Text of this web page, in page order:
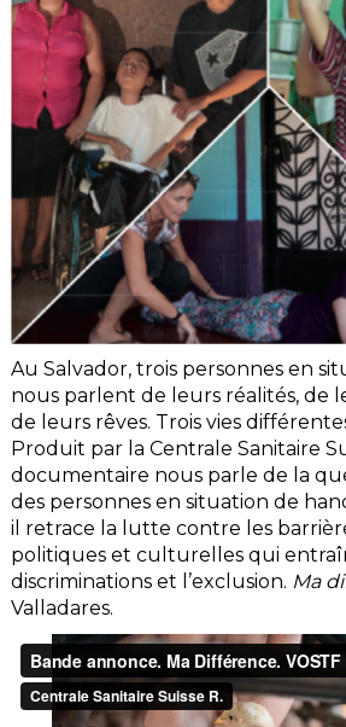
Au Salvador, trois personnes en
nous parlent de leurs réalités, de
de leurs rêves. Trois vies
Produit par la Centrale Sanitaire
documentaire nous parle de la
des personnes en situation de
il retrace la lutte contre les
politiques et culturelles qui
discriminations et l’exclusion. Ma
Valladares.